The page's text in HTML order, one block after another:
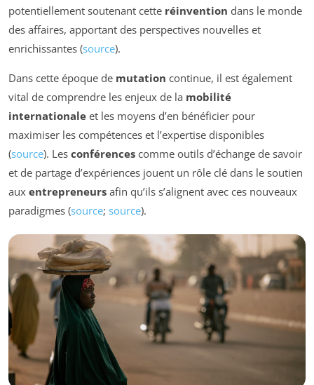
potentiellement soutenant cette réinvention dans le monde
des affaires, apportant des perspectives nouvelles et
enrichissantes (source).
Dans cette époque de mutation continue, il est également
vital de comprendre les enjeux de la mobilité
internationale et les moyens d’en bénéficier pour
maximiser les compétences et l’expertise disponibles
(source). Les conférences comme outils d’échange de savoir
et de partage d’expériences jouent un rôle clé dans le soutien
aux entrepreneurs afin qu’ils s’alignent avec ces nouveaux
paradigmes (source; source).